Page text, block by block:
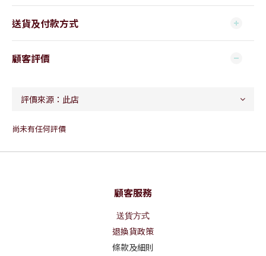
送貨及付款方式
顧客評價
尚未有任何評價
顧客服務
送貨方式
退換貨政策
條款及細則